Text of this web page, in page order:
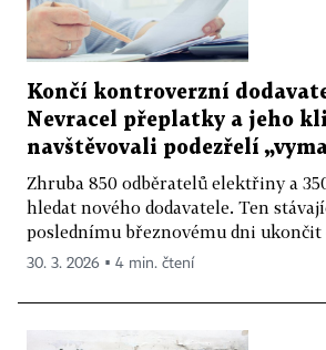
Končí kontroverzní
Nevracel přeplatky a jeho
navštěvovali podezřelí
Zhruba 850 odběratelů elektřiny a
hledat nového dodavatele. Ten
poslednímu březnovému dni ukončit
30. 3. 2026 ▪ 4 min. čtení